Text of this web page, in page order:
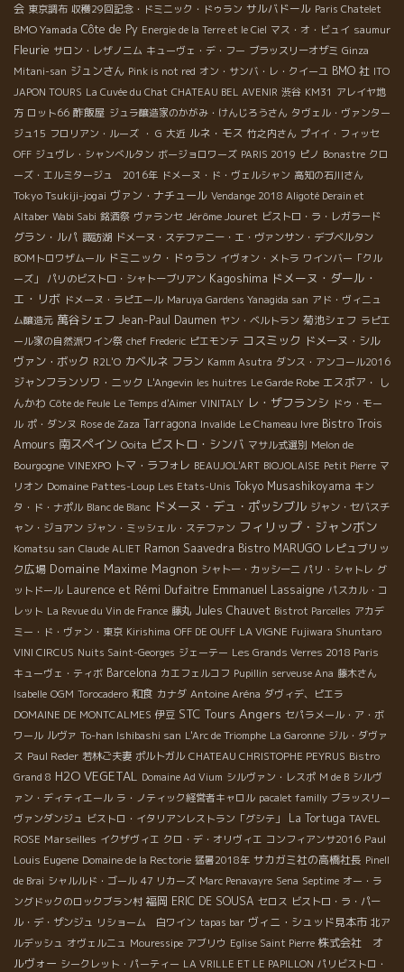
会 東京調布 収穫29回記念・ドミニック・ドゥラン サルバドール Paris Chatelet
BMO Yamada Côte de Py Energie de la Terre et le Ciel マス・オ・ビュイ saumur
Fleurie サロン・レザノニム キューヴェ・デ・フー ブラッスリーオザミ Ginza
Mitani-san ジュンさん Pink is not red オン・サンバ・レ・クイーユ BMO 社 ITO
JAPON TOURS La Cuvée du Chat CHATEAU BEL AVENIR 渋谷 KM31 アレイヤ地
方 ロット66 酢飯屋 ジュラ醸造家のかがみ・けんじろうさん タヴェル・ヴァンター
ジュ15 フロリアン・ルーズ ・ G 大近 ルネ・モス 竹之内さん プイイ・フィッセ
OFF ジュヴレ・シャンべルタン ボージョロワーズ PARIS 2019 ピノ Bonastre クロ
ーズ・エルミタージュ 2016年 ドメーヌ・ド・ヴェルシャン 高知の石川さん
Tokyo Tsukiji-jogai ヴァン・ナチュール Vendange 2018 Aligoté Derain et
Altaber Wabi Sabi 銘酒祭 ヴァランセ Jérôme Jouret ビストロ・ラ・レガラード
グラン・ルパ 諏訪湖 ドメーヌ・ステファニー・エ・ヴァンサン・デブベルタン
BOMトロワザムール ドミニック・ドゥラン イヴォン・メトラ ワインバー「クル
ーズ」
パリのビストロ・シャトーブリアン Kagoshima ドメーヌ・ダール・
エ・リボ ドメーヌ・ラピエール Maruya Gardens Yanagida san アド・ヴィニュ
ム醸造元 萬谷シェフ Jean-Paul Daumen ヤン・ベルトラン 菊池シェフ ラピエ
ール家の自然派ワイン祭 chef Frederic ピエモンテ コスミック ドメーヌ・シル
ヴァン・ボック R2L'O カベルネ フラン Kamm Asutra ダンス・アンコール2016
ジャンフランソワ・ニック L'Angevin les huitres Le Garde Robe エスポア・ し
んかわ Côte de Feule Le Temps d'Aimer VINITALY レ・ザフランシ ドゥ・モー
ル ポ・ダンヌ Rose de Zaza Tarragona Invalide Le Chameau Ivre Bistro Trois
Amours 南スペイン Ooita ビストロ・シンバ マサル式選別 Melon de
Bourgogne VINEXPO トマ・ラフォレ BEAUJOL'ART BIOJOLAISE Petit Pierre マ
リオン Domaine Pattes-Loup Les Etats-Unis Tokyo Musashikoyama キン
タ・ド・ナポル Blanc de Blanc ドメーヌ・デュ・ポッシブル ジャン・セバスチ
ャン・ジョアン ジャン・ミッシェル・ステファン フィリップ・ジャンボン
Komatsu san Claude ALIET Ramon Saavedra Bistro MARUGO レピュブリッ
ク広場 Domaine Maxime Magnon シャトー・カッシーニ パリ・シャトレ グ
ットドール Laurence et Rémi Dufaitre Emmanuel Lassaigne パスカル・コ
レット La Revue du Vin de France 藤丸 Jules Chauvet Bistrot Parcelles アカデ
ミー・ド・ヴァン・東京 Kirishima OFF DE OUFF LA VIGNE Fujiwara Shuntaro
VINI CIRCUS Nuits Saint-Georges ジェーテー Les Grands Verres 2018 Paris
キューヴェ・ティボ Barcelona カエフェルコフ Pupillin serveuse Ana 藤木さん
Isabelle OGM Torocadero 和食 カナダ Antoine Aréna ダヴィデ、ピエラ
DOMAINE DE MONTCALMES 伊豆 STC Tours Angers セパラメール・ア・ボ
ワール ルヴァ To-han Ishibashi san L'Arc de Triomphe La Garonne ジル・ダヴァ
ス Paul Reder 若林ご夫妻 ポルトガル CHATEAU CHRISTOPHE PEYRUS Bistro
Grand 8 H2O VEGETAL Domaine Ad Vium シルヴァン・レスポ M de B シルヴ
ァン・ディティエール ラ・ノティック経営者キャロル pacalet familly ブラッスリー
ヴァンダンジュ ビストロ・イタリアンレストラン「グシテ」 La Tortuga TAVEL
ROSE Marseilles イクザヴィエ クロ・デ・オリヴィエ コンフィアンサ2016 Paul
Louis Eugene Domaine de la Rectorie 猛暑2018年 サカガミ社の高橋社長 Pinell
de Brai シャルルド・ゴール 47 リカーズ Marc Penavayre Sena Septime オー・ラ
ングドックのロックブラン村 福岡 ERIC DE SOUSA セロス ビストロ・ラ・パー
ル・デ・ザンジュ リショーム 白ワイン tapas bar ヴィニ・シュッド見本市 北ア
ルデッシュ オヴェルニュ Mouressipe アブリウ Eglise Saint Pierre 株式会社 オ
ルヴォー シークレット・パーティー LA VRILLE ET LE PAPILLON パリビストロ・